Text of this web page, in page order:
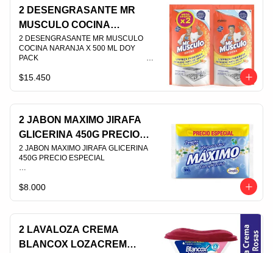
2 DESENGRASANTE MR
MUSCULO COCINA
NARANJA X 500 ML DOY
PACK
2 DESENGRASANTE MR MUSCULO
COCINA NARANJA X 500 ML DOY
PACK
PLU 007454
$15.450
2 JABON MAXIMO JIRAFA
GLICERINA 450G PRECIO
ESPECIAL
2 JABON MAXIMO JIRAFA GLICERINA
450G PRECIO ESPECIAL
$8.000
2 LAVALOZA CREMA
BLANCOX LOZACREM